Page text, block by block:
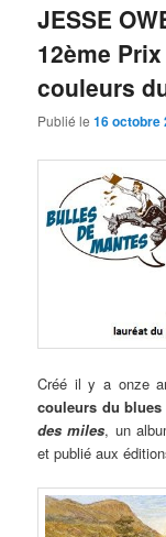
​JESSE
12ème
couleurs
Publié le16 octobre
Créé il y a onze
couleurs du blues
des miles, un
et publié aux